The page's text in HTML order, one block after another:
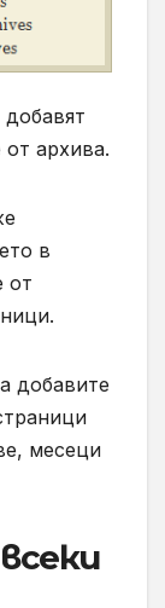
архива.
в
от
добавите
месеци